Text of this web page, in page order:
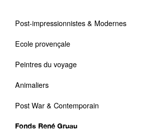
Post-impressionnistes & Modernes
Ecole provençale
Peintres du voyage
Animaliers
Post War & Contemporain
Fonds René Gruau